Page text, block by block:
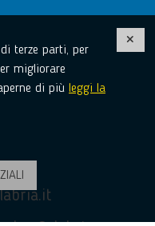
terze parti, per
migliorare
di più leggi la